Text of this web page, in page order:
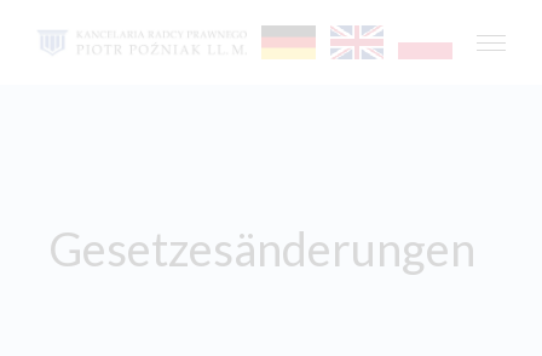
Gesetzesänderungen